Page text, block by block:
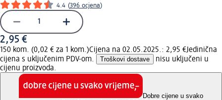
4.4 (396 ocjena)
2,95 €
150 kom. (0,02 € za 1 kom.)Cijena na 02.05.2025.: 2,95 €Jedinična
cijena s uključenim PDV-om.
Troškovi dostave
nisu uključeni u
cijenu proizvoda.
Dobre cijene u svako